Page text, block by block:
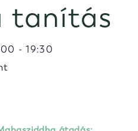
tanítás
-19:30